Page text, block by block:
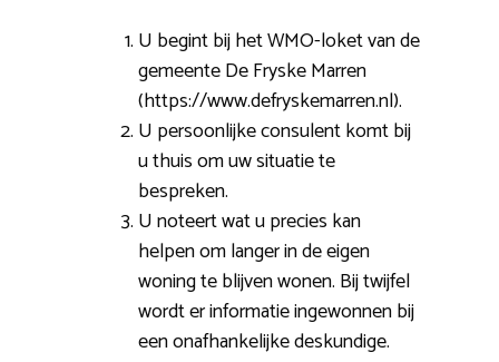
U begint bij het WMO-loket van de
gemeente De Fryske Marren
(https://www.defryskemarren.nl).
U persoonlijke consulent komt bij
u thuis om uw situatie te
bespreken.
U noteert wat u precies kan
helpen om langer in de eigen
woning te blijven wonen. Bij twijfel
wordt er informatie ingewonnen bij
een onafhankelijke deskundige.